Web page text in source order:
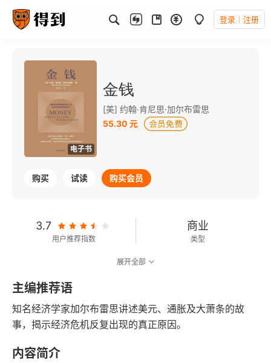
登录 注册
电子书
金钱
[美] 约翰·肯尼思·加尔布雷思
55.30 元
购买 试读 购买会员
3.7
用户推荐指数
商业
类型
199千字
字数
2023-05-01
发行日期
展开全部
主编推荐语
知名经济学家加尔布雷思讲述美元、通胀及大萧条的故
事，揭示经济危机反复出现的真正原因。
内容简介